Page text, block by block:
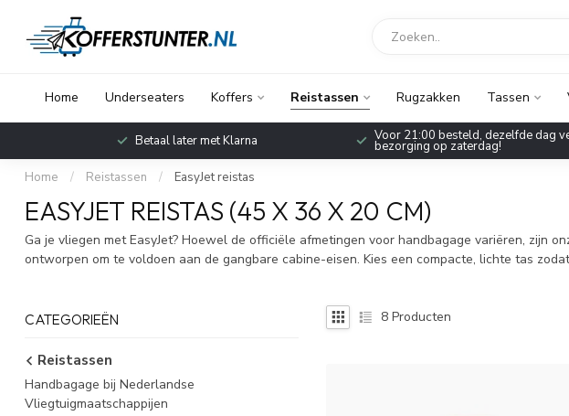
Home Underseaters Koffers Reistassen Rugzakken Tassen
Betaal later met Klarna Voor 21:00 besteld, dezelfde dag
bezorging op zaterdag!
Home / Reistassen / EasyJet reistas
EASYJET REISTAS (45 X 36 X 20 CM)
Ga je vliegen met EasyJet? Hoewel de officiële afmetingen voor handbagage variëren, zijn
ontworpen om te voldoen aan de gangbare cabine-eisen. Kies een compacte, lichte tas
CATEGORIEËN
Reistassen
Handbagage bij Nederlandse
Vliegtuigmaatschappijen
8 Producten